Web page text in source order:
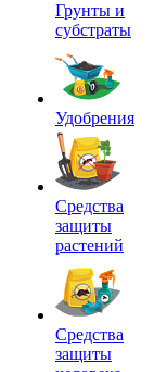
Грунты и
субстраты
Удобрения
Средства
защиты
растений
Средства
защиты